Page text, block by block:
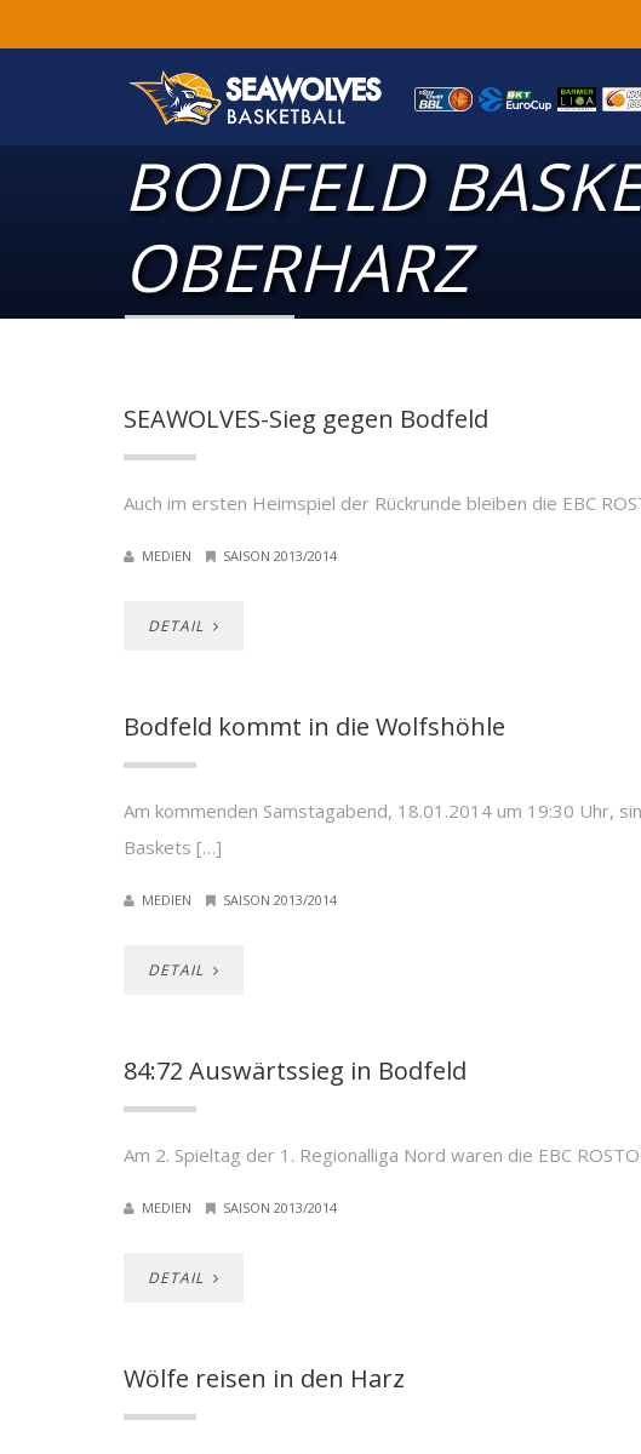
BODFELD
OBERHARZ
SEAWOLVES-Sieg gegen Bodfeld
Auch im ersten Heimspiel der Rückrunde bleiben die EBC
MEDIEN SAISON 2013/2014
DETAIL
Bodfeld kommt in die Wolfshöhle
Am kommenden Samstagabend, 18.01.2014 um 19:30 Uhr,
Baskets […]
MEDIEN SAISON 2013/2014
DETAIL
84:72 Auswärtssieg in Bodfeld
Am 2. Spieltag der 1. Regionalliga Nord waren die EBC
MEDIEN SAISON 2013/2014
DETAIL
Wölfe reisen in den Harz